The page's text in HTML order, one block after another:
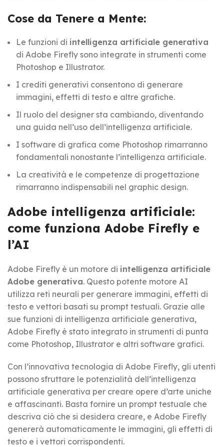
Cose da Tenere a Mente:
Le funzioni di intelligenza artificiale generativa
di Adobe Firefly sono integrate in strumenti come
Photoshop e Illustrator.
I crediti generativi consentono di generare
immagini, effetti di testo e altre grafiche.
Il ruolo del designer sta cambiando, diventando
una guida nell’uso dell’intelligenza artificiale.
I software di grafica come Photoshop rimarranno
fondamentali nonostante l’intelligenza artificiale.
La creatività e le competenze di progettazione
rimarranno indispensabili nel graphic design.
Adobe intelligenza artificiale:
come funziona Adobe Firefly e
l’AI
Adobe Firefly è un motore di intelligenza artificiale
Adobe generativa. Questo potente motore AI
utilizza reti neurali per generare immagini, effetti di
testo e vettori basati su prompt testuali. Grazie alle
sue funzioni di intelligenza artificiale generativa,
Adobe Firefly è stato integrato in strumenti di punta
come Photoshop, Illustrator e altri software grafici.
Con l’innovativa tecnologia di Adobe Firefly, gli utenti
possono sfruttare le potenzialità dell’intelligenza
artificiale generativa per creare opere d’arte uniche
e affascinanti. Basta fornire un prompt testuale che
descriva ciò che si desidera creare, e Adobe Firefly
genererà automaticamente le immagini, gli effetti di
testo e i vettori corrispondenti.